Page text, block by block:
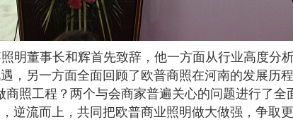
明董事长和辉首先致辞，他一方面从行业高度分
，另一方面全面回顾了欧普商照在河南的发展历
商照工程？两个与会商家普遍关心的问题进行了全
逆流而上，共同把欧普商业照明做大做强，争取